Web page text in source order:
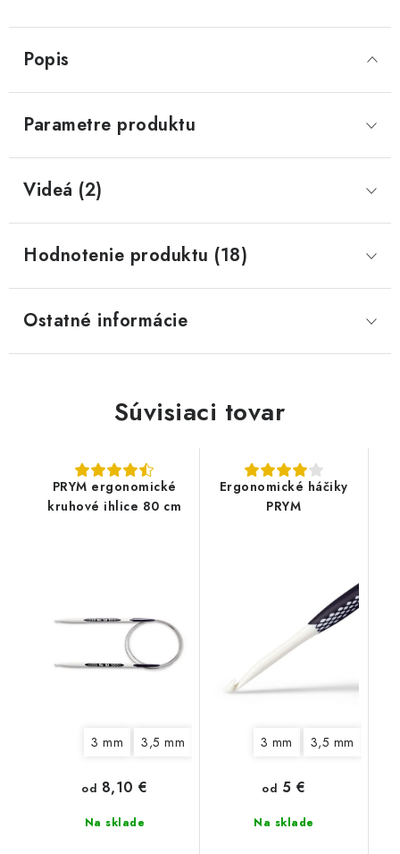
Popis
Parametre produktu
Videá (2)
Hodnotenie produktu (18)
Ostatné informácie
Súvisiaci tovar
PRYM ergonomické
kruhové ihlice 80 cm
3 mm 3,5 mm 4,5 mm 5 mm
Na sklade
od 8,10 €
Ergonomické háčiky
PRYM
3 mm 3,5 mm
Na sklade
od 5 €